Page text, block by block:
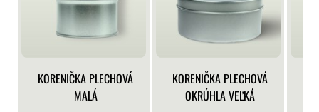
KORENIČKA PLECHOVÁ
MALÁ
KORENIČKA PLECHOVÁ
OKRÚHLA VEĽKÁ